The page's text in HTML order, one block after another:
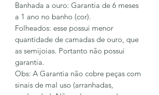
Banhada a ouro: Garantia de 6 meses
a 1 ano no banho (cor).
Folheados: esse possui menor
quantidade de camadas de ouro, que
as semijoias. Portanto não possui
garantia.
Obs: A Garantia não cobre peças com
sinais de mal uso (arranhadas,